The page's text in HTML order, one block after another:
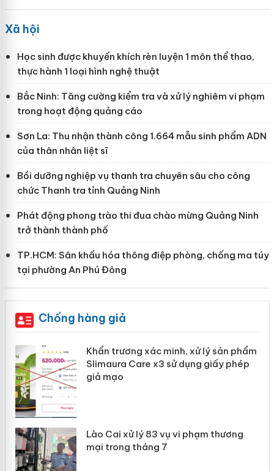
Xã hội
Học sinh được khuyến khích rèn luyện 1 môn thể thao,
thực hành 1 loại hình nghệ thuật
Bắc Ninh: Tăng cường kiểm tra và xử lý nghiêm vi phạm
trong hoạt động quảng cáo
Sơn La: Thu nhận thành công 1.664 mẫu sinh phẩm ADN
của thân nhân liệt sĩ
Bồi dưỡng nghiệp vụ thanh tra chuyên sâu cho công
chức Thanh tra tỉnh Quảng Ninh
Phát động phong trào thi đua chào mừng Quảng Ninh
trở thành thành phố
TP.HCM: Sân khấu hóa thông điệp phòng, chống ma túy
tại phường An Phú Đông
Chống hàng giả
Khẩn trương xác minh, xử lý sản phẩm
Slimaura Care x3 sử dụng giấy phép
giả mạo
Lào Cai xử lý 83 vụ vi phạm thương
mại trong tháng 7